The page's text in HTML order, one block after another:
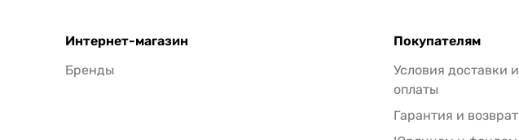
Интернет-магазин
Бренды
Покупателям
Условия доставки и
оплаты
Гарантия и возврат